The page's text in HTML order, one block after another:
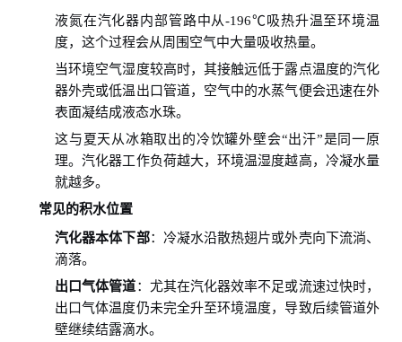
液氮在汽化器内部管路中从-196℃吸热升温至环境温
度，这个过程会从周围空气中大量吸收热量。
当环境空气湿度较高时，其接触远低于露点温度的汽化
器外壳或低温出口管道，空气中的水蒸气便会迅速在外
表面凝结成液态水珠。
这与夏天从冰箱取出的冷饮罐外壁会“出汗”是同一原
理。汽化器工作负荷越大，环境温湿度越高，冷凝水量
就越多。
常见的积水位置
汽化器本体下部：冷凝水沿散热翅片或外壳向下流淌、
滴落。
出口气体管道：尤其在汽化器效率不足或流速过快时，
出口气体温度仍未完全升至环境温度，导致后续管道外
壁继续结露滴水。